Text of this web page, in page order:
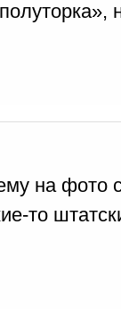
на фото
то